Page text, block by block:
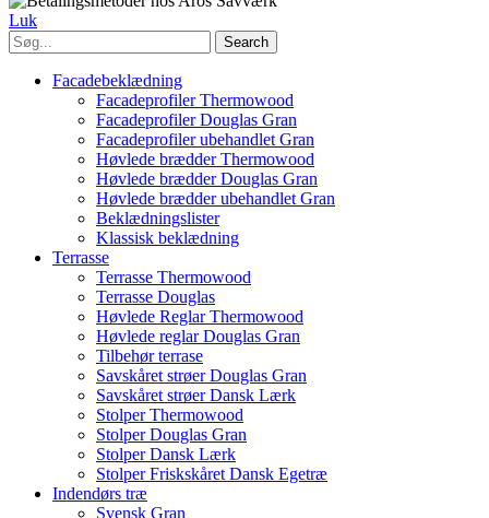
Luk
Search
Facadebeklædning
Facadeprofiler Thermowood
Facadeprofiler Douglas Gran
Facadeprofiler ubehandlet Gran
Høvlede brædder Thermowood
Høvlede brædder Douglas Gran
Høvlede brædder ubehandlet Gran
Beklædningslister
Klassisk beklædning
Terrasse
Terrasse Thermowood
Terrasse Douglas
Høvlede Reglar Thermowood
Høvlede reglar Douglas Gran
Tilbehør terrase
Savskåret strøer Douglas Gran
Savskåret strøer Dansk Lærk
Stolper Thermowood
Stolper Douglas Gran
Stolper Dansk Lærk
Stolper Friskskåret Dansk Egetræ
Indendørs træ
Svensk Gran